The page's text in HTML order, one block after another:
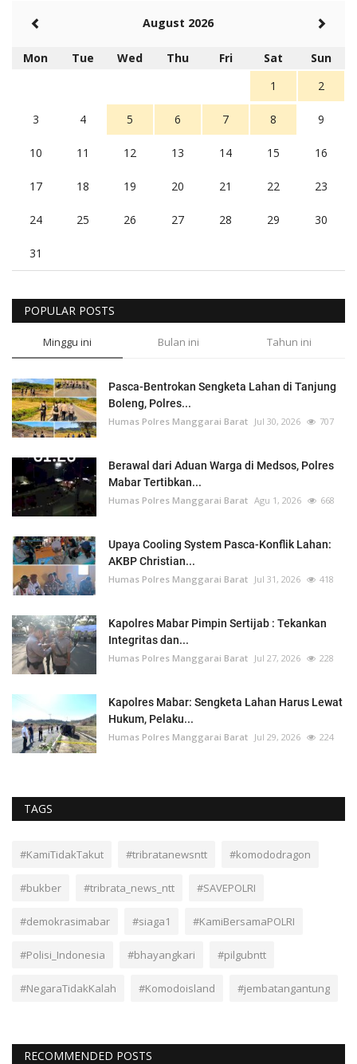
August 2026
Mon Tue Wed Thu Fri Sat
Sun
1
2
3 4 5 6 7 8 9
10 11 12 13 14 15 16
17 18 19 20 21 22 23
24 25 26 27 28 29 30
31
POPULAR POSTS
Minggu ini Bulan ini Tahun ini
Pasca-Bentrokan Sengketa Lahan di Tanjung
Boleng, Polres...
Humas Polres Manggarai Barat Jul 30, 2026 707
Berawal dari Aduan Warga di Medsos, Polres
Mabar Tertibkan...
Humas Polres Manggarai Barat Agu 1, 2026 668
Upaya Cooling System Pasca-Konflik Lahan:
AKBP Christian...
Humas Polres Manggarai Barat Jul 31, 2026 418
Kapolres Mabar Pimpin Sertijab : Tekankan
Integritas dan...
Humas Polres Manggarai Barat Jul 27, 2026 228
Kapolres Mabar: Sengketa Lahan Harus Lewat
Hukum, Pelaku...
Humas Polres Manggarai Barat Jul 29, 2026 224
TAGS
#KamiTidakTakut #tribratanewsntt #komododragon
#bukber #tribrata_news_ntt #SAVEPOLRI
#demokrasimabar #siaga1 #KamiBersamaPOLRI
#Polisi_Indonesia #bhayangkari #pilgubntt
#NegaraTidakKalah #Komodoisland #jembatangantung
RECOMMENDED POSTS